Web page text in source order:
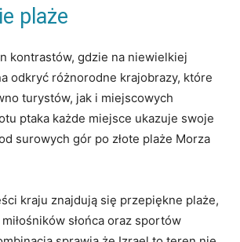
plaże
kontrastów, gdzie na niewielkiej
odkryć różnorodne krajobrazy, które
turystów, jak i miejscowych
ptaka każde miejsce ukazuje swoje
surowych gór po złote plaże Morza
kraju znajdują się przepiękne plaże,
słońca oraz sportów